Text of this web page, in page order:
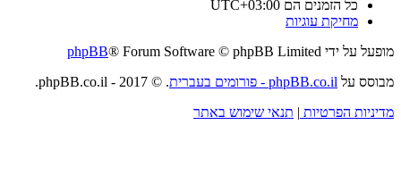
כל הזמנים הם UTC+03:00
מחיקת עוגיות
מופעל על ידי
phpBB® Forum Software © phpBB Limited
מבוסס על phpBB.co.il - פורומים בעברית
. © 2017 - phpBB.co.il.
מדיניות הפרטיות | תנאי שימוש באתר